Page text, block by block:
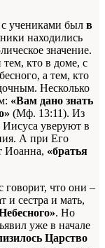
учениками был в
находились
значение.
кто в доме, с
а тем, кто
Несколько
«Вам дано знать
(Мф. 13:11). Из
уверуют в
А при Его
Иоанна, «братья
говорит, что они –
и сестра и мать,
. Но
уже в начале
Царство